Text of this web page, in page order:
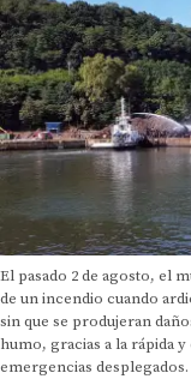
El pasado 2 de agosto, el
de un incendio cuando
sin que se produjeran
humo, gracias a la rápida
emergencias desplegados.